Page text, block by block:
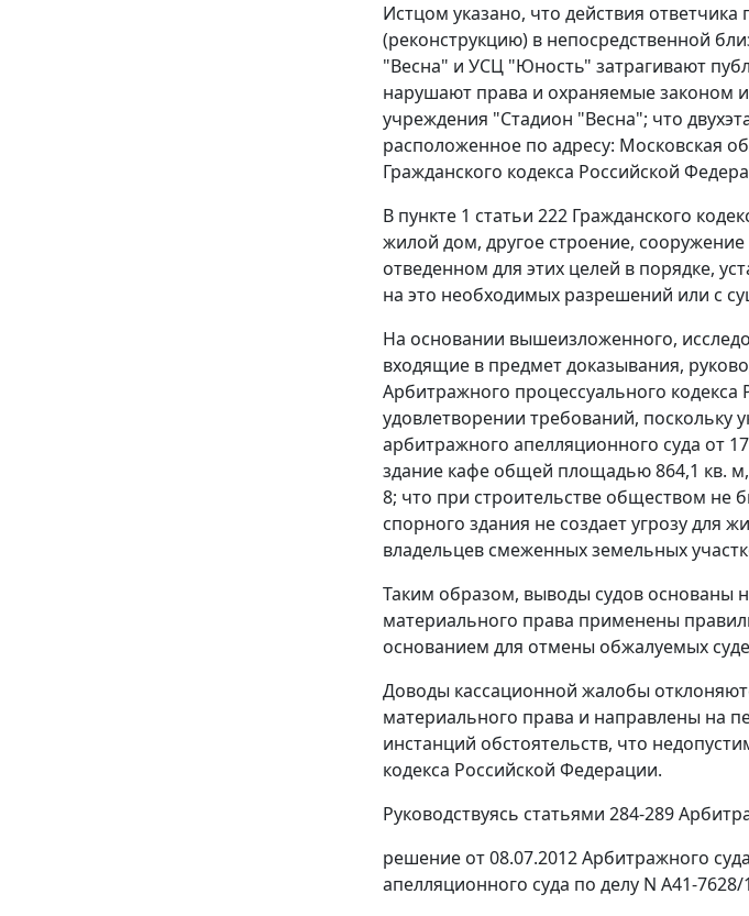
Истцом указано, что действия
(реконструкцию) в непосредственной
"Весна" и УСЦ "Юность" затрагивают
нарушают права и охраняемые законом
учреждения "Стадион "Весна"; что
расположенное по адресу: Московская
Гражданского кодекса Российской
В пункте 1 статьи 222 Гражданского
жилой дом, другое строение,
отведенном для этих целей в порядке,
на это необходимых разрешений или с
На основании вышеизложенного,
входящие в предмет доказывания,
Арбитражного процессуального
удовлетворении требований, поскольку
арбитражного апелляционного суда от
здание кафе общей площадью 864,1 кв.
8; что при строительстве обществом
спорного здания не создает угрозу для
владельцев смеженных земельных
Таким образом, выводы судов основаны
материального права применены
основанием для отмены обжалуемых
Доводы кассационной жалобы
материального права и направлены на
инстанций обстоятельств, что
кодекса Российской Федерации.
Руководствуясь статьями 284-289
решение от 08.07.2012 Арбитражного
апелляционного суда по делу N А41-